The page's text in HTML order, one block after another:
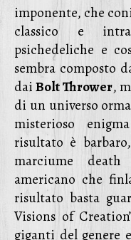
imponente, che
classico e
psichedeliche e
sembra composto
daiBolt Thrower,
di un universo
misterioso
risultato è
marciume
americano che
risultato basta
Visions of
giganti del genere